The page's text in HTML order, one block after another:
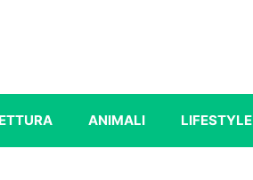
ANIMALI LIFESTYLE